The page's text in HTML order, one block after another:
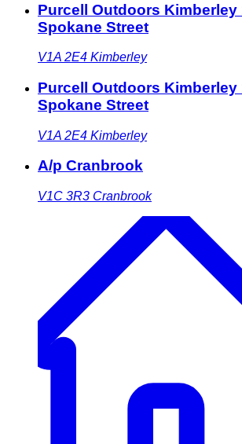
Purcell Outdoors Kimberley
Spokane Street
V1A 2E4 Kimberley
Purcell Outdoors Kimberley
Spokane Street
V1A 2E4 Kimberley
A/p Cranbrook
V1C 3R3 Cranbrook